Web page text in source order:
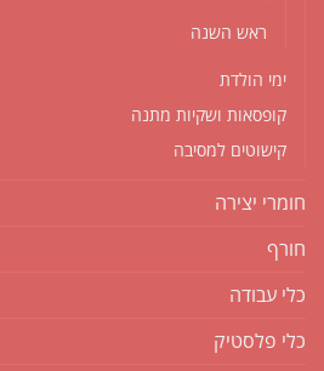
ראש השנה
ימי הולדת
קופסאות ושקיות מתנה
קישוטים למסיבה
חומרי יצירה
חורף
כלי עבודה
כלי פלסטיק